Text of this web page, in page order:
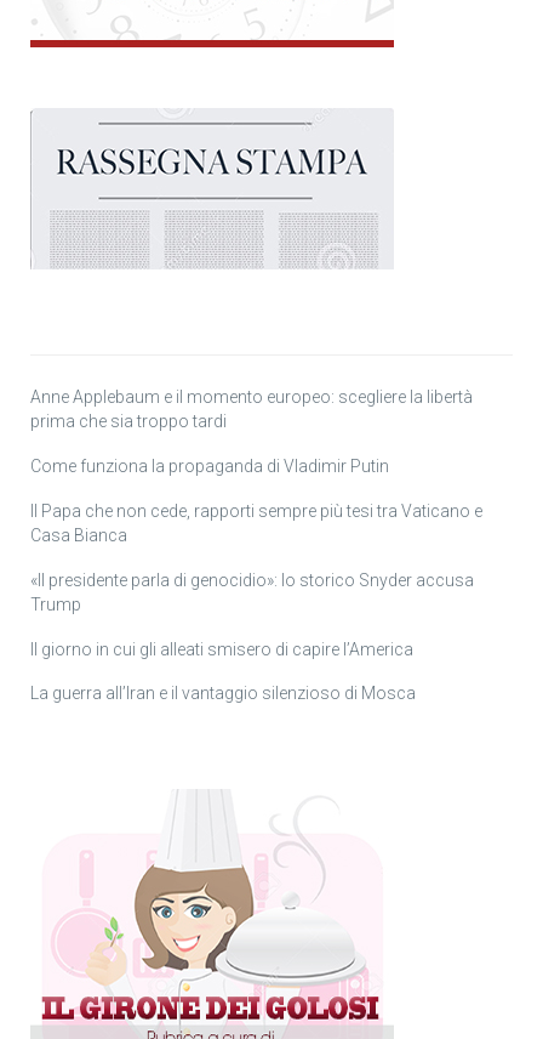
Anne Applebaum e il momento europeo: scegliere la libertà
prima che sia troppo tardi
Come funziona la propaganda di Vladimir Putin
Il Papa che non cede, rapporti sempre più tesi tra Vaticano e
Casa Bianca
«Il presidente parla di genocidio»: lo storico Snyder accusa
Trump
Il giorno in cui gli alleati smisero di capire l’America
La guerra all’Iran e il vantaggio silenzioso di Mosca